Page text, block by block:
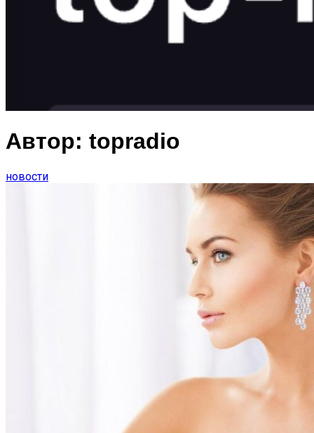
Автор: topradio
новости